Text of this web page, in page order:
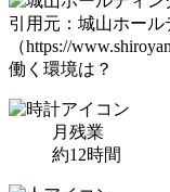
引用元：城山ホー
（https://
働く環境は？
月残業
約12時間